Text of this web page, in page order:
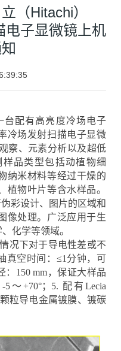
（Hitachi）
电子显微镜上机
台配有高亮度冷场电子
冷场发射扫描电子显微
察、元素分析以及超低
品类型包括动植物细
纳米材料等经过干燥的
植物叶片等含水样品。
彩设计、图片的区域和
像处理。广泛应用于生
化学等领域。
况下对于导电性差或不
真空时间：≤1分钟，可
：150 mm，保证大样品
～+70°；5. 配有Lecia
粒导电金属镀膜、镀碳